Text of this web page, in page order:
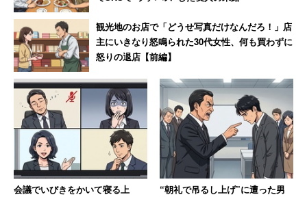
観光地のお店で「どうせ写真だけなんだろ！」店
主にいきなり怒鳴られた30代女性、何も買わずに
怒りの退店【前編】
会議でいびきをかいて寝る上
“朝礼で吊るし上げ”に遭った男